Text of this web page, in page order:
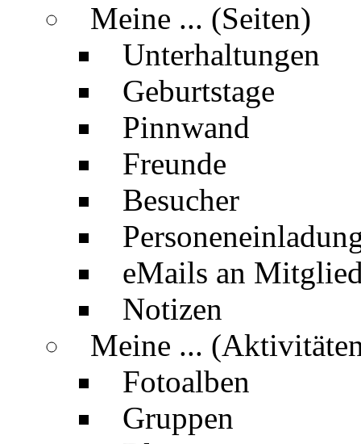
Meine ... (Seiten)
Unterhaltungen
Geburtstage
Pinnwand
Freunde
Besucher
eMails an
Notizen
Meine ...
Fotoalben
Gruppen